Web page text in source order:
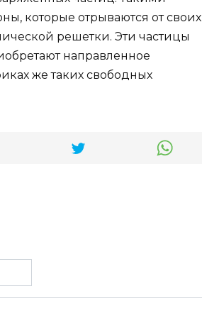
которые отрываются от своих
решетки. Эти частицы
направленное
же таких свободных